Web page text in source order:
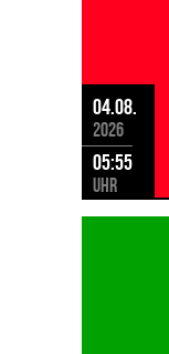
04.08.
2026
05:55
Uhr